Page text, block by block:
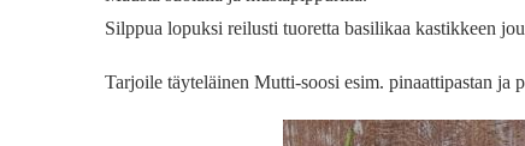
Silppua lopuksi reilusti tuoretta basilikaa kastikkeen
Tarjoile täyteläinen Mutti-soosi esim. pinaattipastan ja